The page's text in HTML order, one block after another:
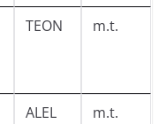
TEON m.t.
ALEL m.t.